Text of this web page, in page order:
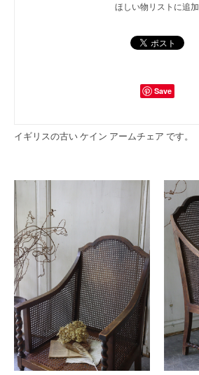
ほしい物リストに追加
Save
イギリスの古い ケイン アームチェア です。